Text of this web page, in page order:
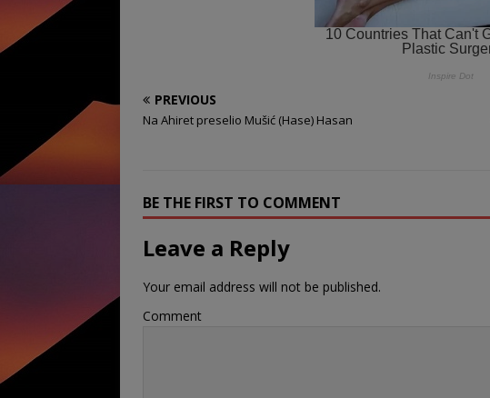
PREVIOUS
Na Ahiret preselio Mušić (Hase) Hasan
BE THE FIRST TO COMMENT
Leave a Reply
Your email address will not be published.
Comment